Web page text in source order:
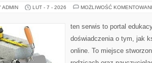
ADMIN LUT - 7 - 2026 MOŻLIWOŚĆ
ten serwis to portal
doświadczenia o tym, jak
online. To miejsce